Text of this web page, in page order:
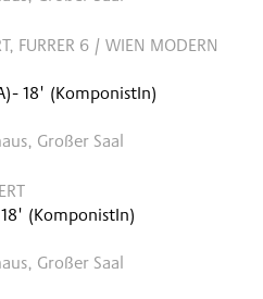
FURRER 6 / WIEN MODERN
)- 18' (KomponistIn)
Großer Saal
(KomponistIn)
Großer Saal